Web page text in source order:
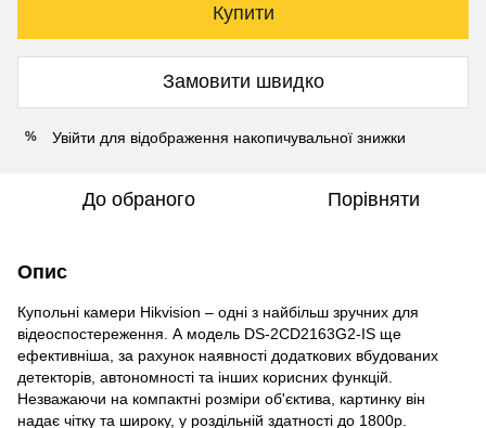
Купити
Замовити швидко
% Увійти для відображення накопичувальної знижки
До обраного Порівняти
Опис
Купольні камери Hikvision – одні з найбільш зручних для
відеоспостереження. А модель DS-2CD2163G2-IS ще
ефективніша, за рахунок наявності додаткових вбудованих
детекторів, автономності та інших корисних функцій.
Незважаючи на компактні розміри об'єктива, картинку він
надає чітку та широку, у роздільній здатності до 1800p.